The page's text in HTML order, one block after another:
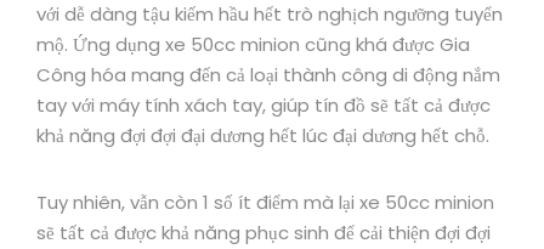
với dễ dàng tậu kiếm hầu hết trò nghịch ngưỡng tuyển
mộ. Ứng dụng xe 50cc minion cũng khá được Gia
Công hóa mang đến cả loại thành công di động nắm
tay với máy tính xách tay, giúp tín đồ sẽ tất cả được
khả năng đợi đợi đại dương hết lúc đại dương hết chỗ.
Tuy nhiên, vẫn còn 1 số ít điểm mà lại xe 50cc minion
sẽ tất cả được khả năng phục sinh để cải thiện đợi đợi